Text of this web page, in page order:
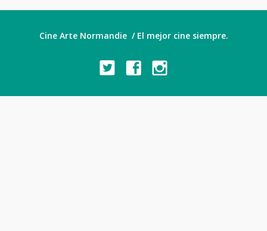
Cine Arte Normandie / El mejor cine siempre.